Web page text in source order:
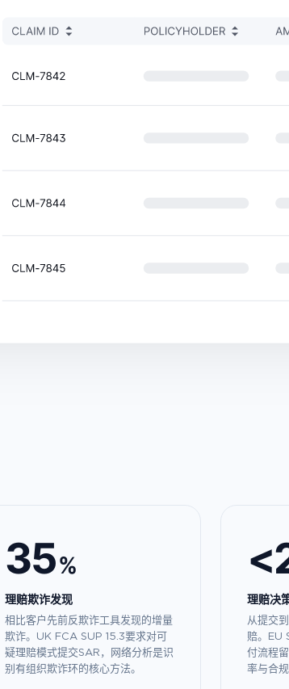
35%
理赔欺诈发现
相比客户先前反欺诈工具发现的增量
欺诈。UK FCA SUP 15.3要求对可
疑理赔模式提交SAR，网络分析是识
别有组织欺诈环的核心方法。
理赔决
从提交
赔。EU
付流程
率与合